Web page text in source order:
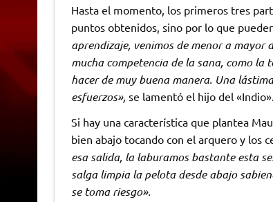
Hasta el momento, los primeros tres
puntos obtenidos, sino por lo que
aprendizaje, venimos de menor a
mucha competencia de la sana, como la
hacer de muy buena manera. Una
esfuerzos», se lamentó el hijo del «Indio».
Si hay una característica que plantea
bien abajo tocando con el arquero y los
esa salida, la laburamos bastante esta
salga limpia la pelota desde abajo
se toma riesgo».